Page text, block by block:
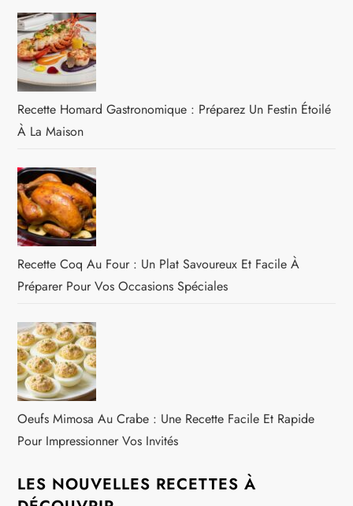
Recette Homard Gastronomique : Préparez Un Festin Étoilé
À La Maison
Recette Coq Au Four : Un Plat Savoureux Et Facile À
Préparer Pour Vos Occasions Spéciales
Oeufs Mimosa Au Crabe : Une Recette Facile Et Rapide
Pour Impressionner Vos Invités
LES NOUVELLES RECETTES À